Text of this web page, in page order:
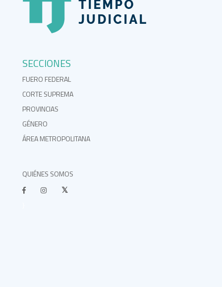
SECCIONES
FUERO FEDERAL
CORTE SUPREMA
PROVINCIAS
GÉNERO
ÁREA METROPOLITANA
QUIÉNES SOMOS